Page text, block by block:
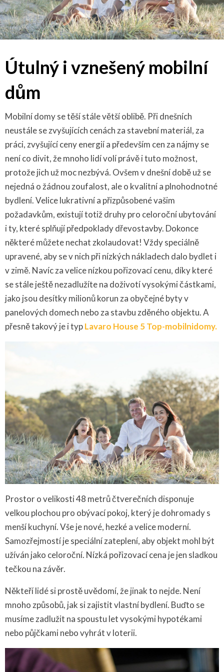
Útulný i vznešený mobilní
dům
Mobilní domy se těší stále větší oblibě. Při dnešních
neustále se zvyšujících cenách za stavební materiál, za
práci, zvyšující ceny energií a především cen za nájmy se
není co divit, že mnoho lidí volí právě i tuto možnost,
protože jich už moc nezbývá. Ovšem v dnešní době už se
nejedná o žádnou zoufalost, ale o kvalitní a plnohodnotné
bydlení. Velice lukrativní a přizpůsobené vašim
požadavkům, existují totiž druhy pro celoroční ubytování
i ty, které splňují předpoklady dřevostavby. Dokonce
některé můžete nechat zkolaudovat! Vždy speciálně
upravené, aby se v nich při nízkých nákladech dalo bydlet i
v zimě. Navíc za velice nízkou pořizovací cenu, díky které
se stále ještě nezadlužíte na doživotí vysokými částkami,
jako jsou desítky milionů korun za obyčejné byty v
panelových domech nebo za stavbu zděného objektu. A
přesně takový je i typLavaro House 5 Top-mobilnidomy.
Prostor o velikosti 48 metrů čtverečních disponuje
velkou plochou pro obývací pokoj, který je dohromady s
menší kuchyní. Vše je nové, hezké a velice moderní.
Samozřejmostí je speciální zateplení, aby objekt mohl být
užíván jako celoroční. Nízká pořizovací cena je jen sladkou
tečkou na závěr.
Někteří lidé si prostě uvědomí, že jinak to nejde. Není
mnoho způsobů, jak si zajistit vlastní bydlení. Buďto se
musíme zadlužit na spoustu let vysokými hypotékami
nebo půjčkami nebo vyhrát v loterii.